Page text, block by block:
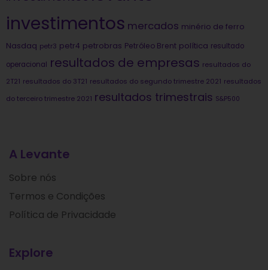
investimentos mercados minério de ferro
Nasdaq petr3 petr4 petrobras Petróleo Brent política resultado
operacional resultados de empresas resultados do
2T21 resultados do 3T21 resultados do segundo trimestre 2021 resultados
do terceiro trimestre 2021 resultados trimestrais S&P500
A Levante
Sobre nós
Termos e Condições
Política de Privacidade
Explore